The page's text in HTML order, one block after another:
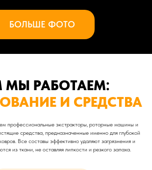
БОЛЬШЕ ФОТО
МЫ РАБОТАЕМ:
И СРЕДСТВА
профессиональные экстракторы, роторные машины и
средства, предназначенные именно для глубокой
Все составы эффективно удаляют загрязнения и
из ткани, не оставляя липкости и резкого запаха.